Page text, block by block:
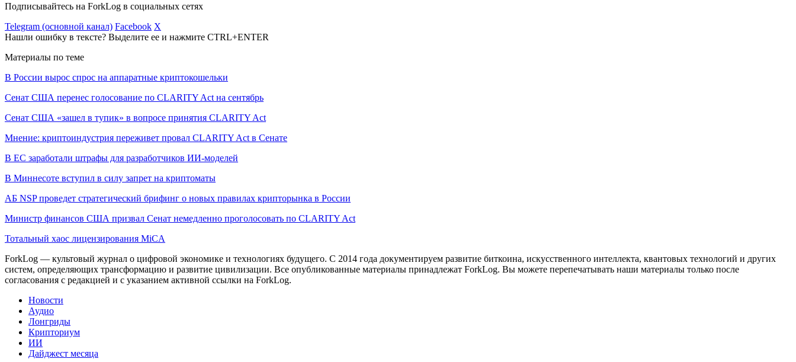
Подписывайтесь на ForkLog в социальных сетях
Telegram (основной канал) Facebook X
Нашли ошибку в тексте? Выделите ее и нажмите CTRL+ENTER
Материалы по теме
В России вырос спрос на аппаратные криптокошельки
Сенат США перенес голосование по CLARITY Act на сентябрь
Сенат США «зашел в тупик» в вопросе принятия CLARITY Act
Мнение: криптоиндустрия переживет провал CLARITY Act в Сенате
В ЕС заработали штрафы для разработчиков ИИ-моделей
В Миннесоте вступил в силу запрет на криптоматы
АБ NSP проведет стратегический брифинг о новых правилах крипторынка в России
Министр финансов США призвал Сенат немедленно проголосовать по CLARITY Act
Тотальный хаос лицензирования MiCA
ForkLog — культовый журнал о цифровой экономике и технологиях будущего. С 2014 года документируем развитие биткоина, искусственного интеллекта, квантовых технологий и других
систем, определяющих трансформацию и развитие цивилизации. Все опубликованные материалы принадлежат ForkLog. Вы можете перепечатывать наши материалы только после
согласования с редакцией и с указанием активной ссылки на ForkLog.
Новости
Аудио
Лонгриды
Крипториум
ИИ
Дайджест месяца